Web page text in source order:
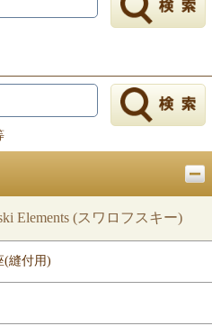
Elements (スワロフスキー)
(縫付用)